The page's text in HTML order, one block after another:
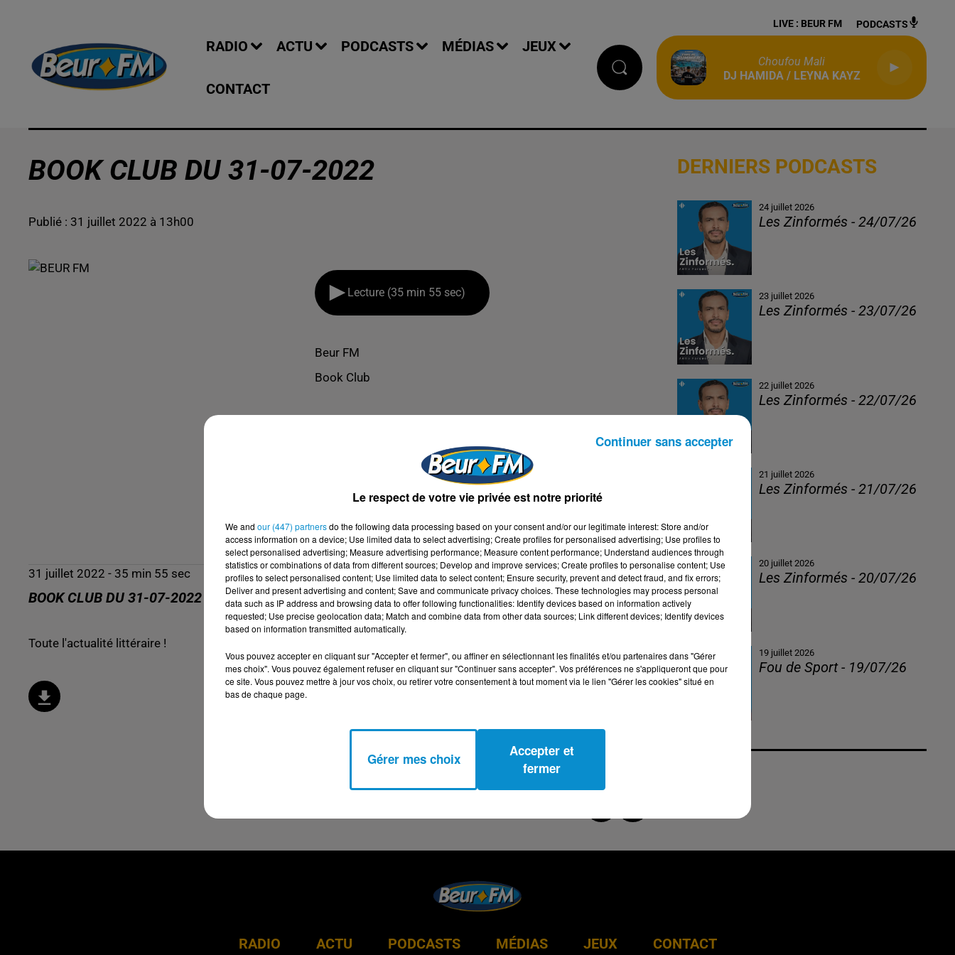
RADIO ACTU PODCASTS MÉDIAS JEUX
CONTACT
LIVE : BEUR FM PODCASTS
Choufou Mali
DJ HAMIDA / LEYNA KAYZ
BOOK CLUB DU 31-07-2022
Publié : 31 juillet 2022 à 13h00
Lecture (35 min 55 sec)
Beur FM
Book Club
31 juillet 2022 - 35 min 55 sec
BOOK CLUB DU 31-07-2022
Toute l'actualité littéraire !
DERNIERS PODCASTS
24 juillet 2026
Les Zinformés - 24/07/26
23 juillet 2026
Les Zinformés - 23/07/26
22 juillet 2026
Les Zinformés - 22/07/26
21 juillet 2026
Les Zinformés - 21/07/26
20 juillet 2026
Les Zinformés - 20/07/26
19 juillet 2026
Fou de Sport - 19/07/26
RADIO ACTU PODCASTS MÉDIAS JEUX CONTACT
Le respect de votre vie privée est notre priorité
We and our (447) partnersdo the following data processing based on your consent and/or our legitimate interest: Store and/or
access information on a device; Use limited data to select advertising; Create profiles for personalised advertising; Use profiles to
select personalised advertising; Measure advertising performance; Measure content performance; Understand audiences through
statistics or combinations of data from different sources; Develop and improve services; Create profiles to personalise content; Use
profiles to select personalised content; Use limited data to select content; Ensure security, prevent and detect fraud, and fix errors;
Deliver and present advertising and content; Save and communicate privacy choices. These technologies may process personal
data such as IP address and browsing data to offer following functionalities: Identify devices based on information actively
requested; Use precise geolocation data; Match and combine data from other data sources; Link different devices; Identify devices
based on information transmitted automatically.
Vous pouvez accepter en cliquant sur "Accepter et fermer", ou affiner en sélectionnant les finalités et/ou partenaires dans "Gérer
mes choix". Vous pouvez également refuser en cliquant sur "Continuer sans accepter". Vos préférences ne s'appliqueront que pour
ce site. Vous pouvez mettre à jour vos choix, ou retirer votre consentement à tout moment via le lien "Gérer les cookies" situé en
bas de chaque page.
Gérer mes choix
Accepter et
fermer
Continuer sans accepter